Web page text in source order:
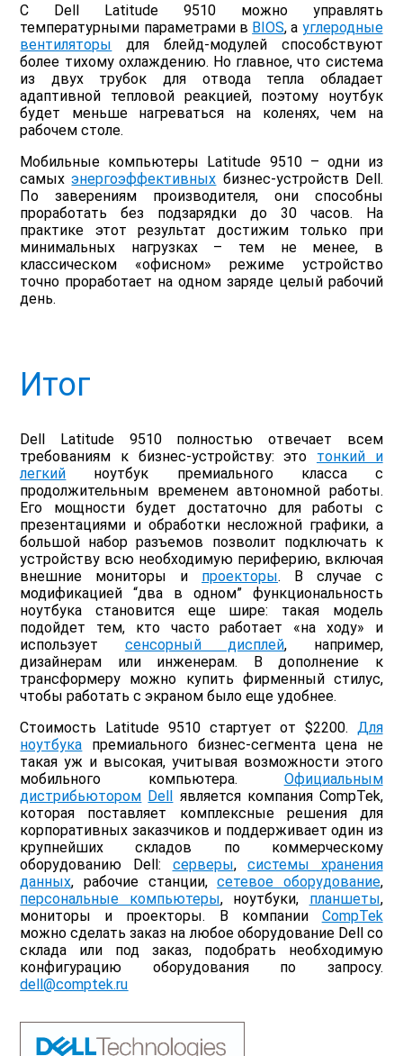
С Dell Latitude 9510 можно управлять
температурными параметрами в BIOS, а углеродные
вентиляторы для блейд-модулей способствуют
более тихому охлаждению. Но главное, что система
из двух трубок для отвода тепла обладает
адаптивной тепловой реакцией, поэтому ноутбук
будет меньше нагреваться на коленях, чем на
рабочем столе.
Мобильные компьютеры Latitude 9510 – одни из
самыхэнергоэффективных бизнес-устройств Dell.
По заверениям производителя, они способны
проработать без подзарядки до 30 часов. На
практике этот результат достижим только при
минимальных нагрузках – тем не менее, в
классическом «офисном» режиме устройство
точно проработает на одном заряде целый рабочий
день.
Итог
Dell Latitude 9510 полностью отвечает всем
требованиям к бизнес-устройству: это тонкий и
легкий ноутбук премиального класса с
продолжительным временем автономной работы.
Его мощности будет достаточно для работы с
презентациями и обработки несложной графики, а
большой набор разъемов позволит подключать к
устройству всю необходимую периферию, включая
внешние мониторы и проекторы. В случае с
модификацией “два в одном” функциональность
ноутбука становится еще шире: такая модель
подойдет тем, кто часто работает «на ходу» и
использует сенсорный дисплей, например,
дизайнерам или инженерам. В дополнение к
трансформеру можно купить фирменный стилус,
чтобы работать с экраном было еще удобнее.
Стоимость Latitude 9510 стартует от $2200. Для
ноутбука премиального бизнес-сегмента цена не
такая уж и высокая, учитывая возможности этого
мобильного компьютера. Официальным
дистрибьютором Dell является компания CompTek,
которая поставляет комплексные решения для
корпоративных заказчиков и поддерживает один из
крупнейших складов по коммерческому
оборудованию Dell: серверы,системы хранения
данных, рабочие станции,сетевое оборудование,
персональные компьютеры, ноутбуки, планшеты,
мониторы и проекторы. В компании CompTek
можно сделать заказ на любое оборудование Dell со
склада или под заказ, подобрать необходимую
конфигурацию оборудования по запросу.
dell@comptek.ru